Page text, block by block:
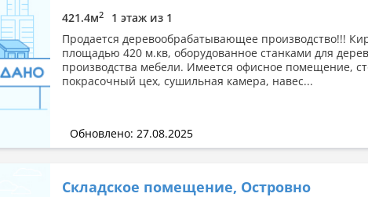
421.4м2
1 этаж из 1
Продается деревообрабатывающее производство!!!
площадью 420 м.кв, оборудованное станками для
производства мебели. Имеется офисное помещение,
покрасочный цех, сушильная камера, навес...
Обновлено: 27.08.2025
Складское помещение, Островно